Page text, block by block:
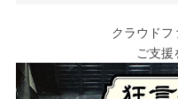
クラウドフ
ご支援